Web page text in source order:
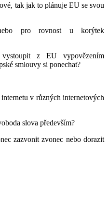
tak jak to plánuje EU se svou
pro rovnost u korýtek
z EU vypovězením
smlouvy si ponechat?
v různých internetových
slova především?
zazvonit zvonec nebo dorazit